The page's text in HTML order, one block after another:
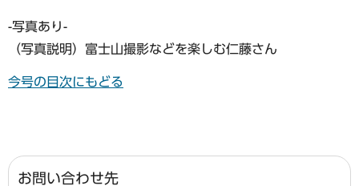
-写真あり-
（写真説明）富士山撮影などを楽しむ仁藤さん
今号の目次にもどる
お問い合わせ先